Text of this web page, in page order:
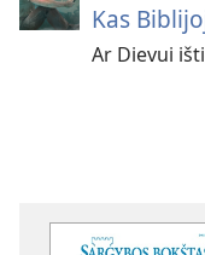
Kas
Ar Dievui